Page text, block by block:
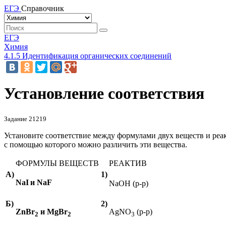
ЕГЭ Справочник
ЕГЭ
Химия
4.1.5 Идентификация органических соединений
Установление соответствия
Задание 21219
Установите соответствие между формулами двух веществ и
с помощью которого можно различить эти вещества.
ФОРМУЛЫ ВЕЩЕСТВ
РЕАКТИВ
А)
NaIи NaF
1)
NaOH (р-р)
Б)
ZnBr2 и MgBr2
2)
AgNO3 (р-р)